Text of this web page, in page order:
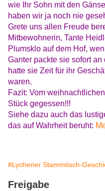
wie Ihr Sohn mit den
haben wir ja noch nie
Grete uns allen Freude
Mitbewohnerin, Tante
Plumsklo auf dem Hof,
Ganter packte sie sofort
hatte sie Zeit für ihr
waren.
Fazit: Vom
Stück gegessen!!!
Siehe dazu auch das
das auf Wahrheit beruht:
#Lychener Stammtisch-
Freigabe